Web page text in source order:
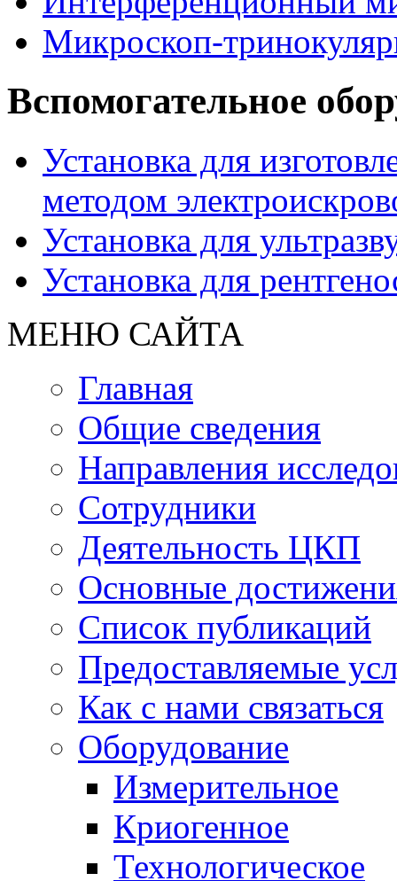
Микроскоп-
Вспомогательное
Установка для
методом
Установка для
Установка для
МЕНЮ САЙТА
Главная
Общие сведения
Направления
Сотрудники
Деятельность ЦКП
Основные
Список публикаций
Предоставляемые
Как с нами связаться
Оборудование
Измерительное
Криогенное
Технологическое